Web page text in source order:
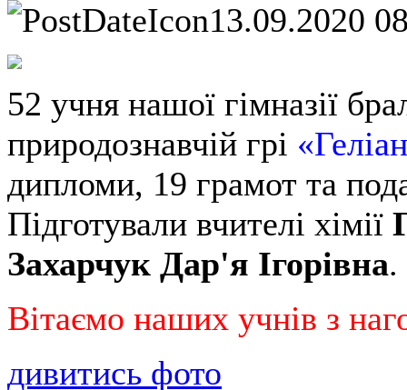
13.09.2020
52 учня нашої гімназії
природознавчій грі
дипломи, 19 грамот та
Підготували вчителі хімії
Захарчук Дар'я Ігорівна.
Вітаємо наших учнів з
дивитись фото